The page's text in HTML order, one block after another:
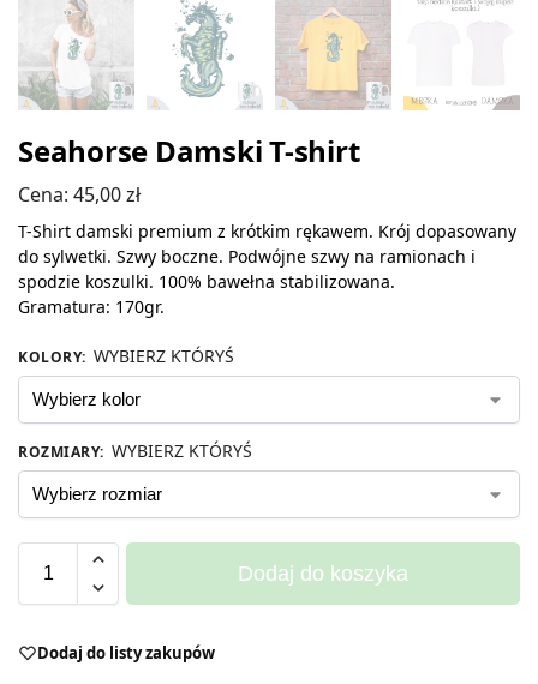
Seahorse Damski T-shirt
Cena: 45,00zł
T-Shirt damski premium z krótkim rękawem. Krój dopasowany
do sylwetki. Szwy boczne. Podwójne szwy na ramionach i
spodzie koszulki. 100% bawełna stabilizowana.
Gramatura: 170gr.
KOLORY: WYBIERZ KTÓRYŚ
ROZMIARY: WYBIERZ KTÓRYŚ
Dodaj do koszyka
Dodaj do listy zakupów